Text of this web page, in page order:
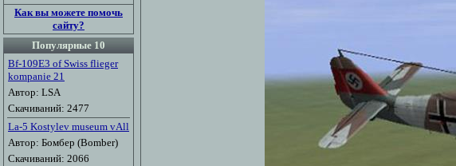
Как вы можете помочь
сайту?
Популярные 10
Bf-109E3 of Swiss flieger
kompanie 21
Автор: LSA
Скачиваний: 2477
La-5 Kostylev museum vAll
Автор: Бомбер (Bomber)
Скачиваний: 2066